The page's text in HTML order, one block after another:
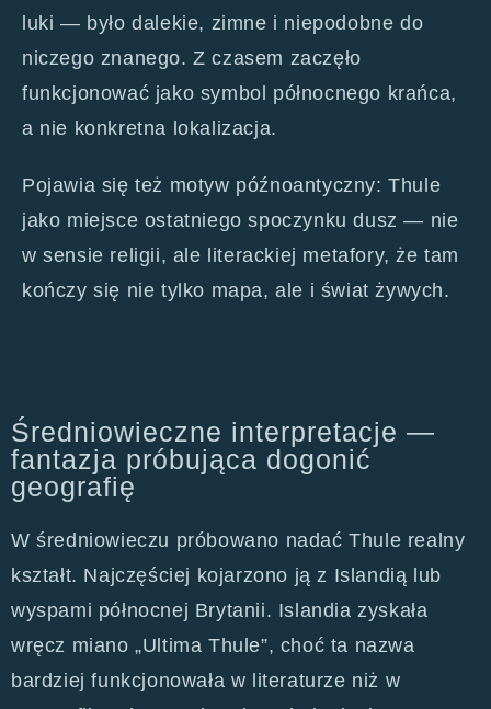
luki — było dalekie, zimne i niepodobne do
niczego znanego. Z czasem zaczęło
funkcjonować jako symbol północnego krańca,
a nie konkretna lokalizacja.
Pojawia się też motyw późnoantyczny: Thule
jako miejsce ostatniego spoczynku dusz — nie
w sensie religii, ale literackiej metafory, że tam
kończy się nie tylko mapa, ale i świat żywych.
Średniowieczne interpretacje —
fantazja próbująca dogonić
geografię
W średniowieczu próbowano nadać Thule realny
kształt. Najczęściej kojarzono ją z Islandią lub
wyspami północnej Brytanii. Islandia zyskała
wręcz miano „Ultima Thule”, choć ta nazwa
bardziej funkcjonowała w literaturze niż w